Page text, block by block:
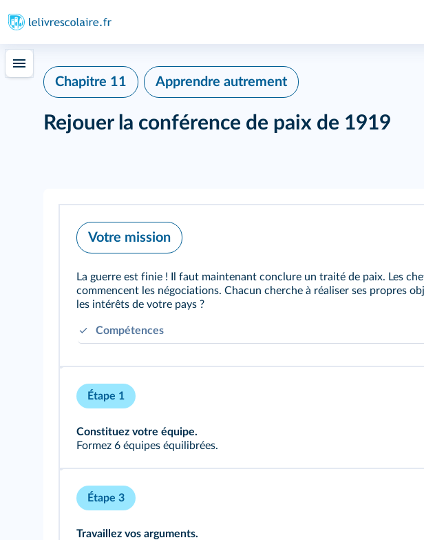
Chapitre 11 Apprendre autrement
Rejouer la conférence de paix de 1919
Votre mission
La guerre est finie ! Il faut maintenant conclure un traité de paix. Les
commencent les négociations. Chacun cherche à réaliser ses propres
les intérêts de votre pays ?
Compétences
Étape 1
Constituez votre équipe.
Formez 6 équipes équilibrées.
Étape 3
Travaillez vos arguments.